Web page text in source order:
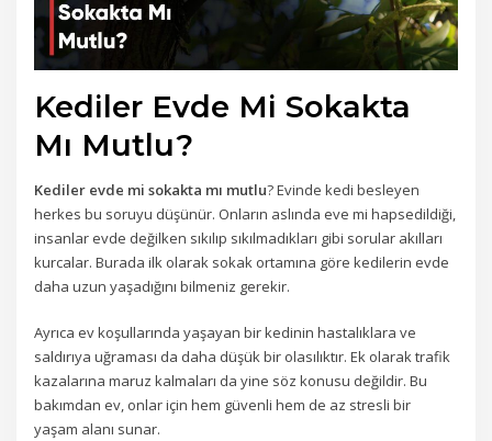
Kediler Evde Mi Sokakta
Mı Mutlu?
Kediler evde mi sokakta mı mutlu? Evinde kedi besleyen
herkes bu soruyu düşünür. Onların aslında eve mi hapsedildiği,
insanlar evde değilken sıkılıp sıkılmadıkları gibi sorular akılları
kurcalar. Burada ilk olarak sokak ortamına göre kedilerin evde
daha uzun yaşadığını bilmeniz gerekir.
Ayrıca ev koşullarında yaşayan bir kedinin hastalıklara ve
saldırıya uğraması da daha düşük bir olasılıktır. Ek olarak trafik
kazalarına maruz kalmaları da yine söz konusu değildir. Bu
bakımdan ev, onlar için hem güvenli hem de az stresli bir
yaşam alanı sunar.